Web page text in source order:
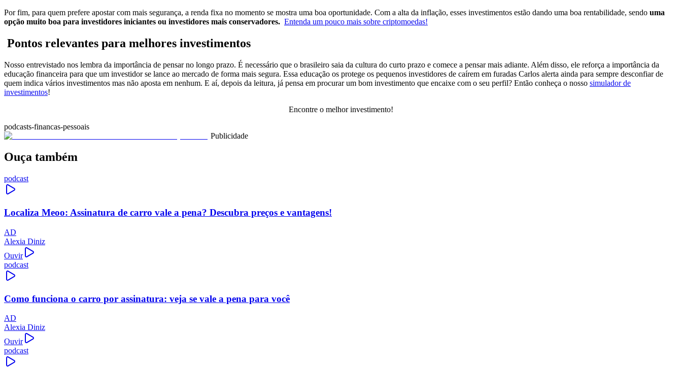
Por fim, para quem prefere apostar com mais segurança, a renda fixa no momento se mostra uma boa oportunidade. Com a alta da inflação, esses investimentos estão dando uma boa rentabilidade, sendo uma
opção muito boa para investidores iniciantes ou investidores mais conservadores. Entenda um pouco mais sobre criptomoedas!
Pontos relevantes para melhores investimentos
Nosso entrevistado nos lembra da importância de pensar no longo prazo. É necessário que o brasileiro saia da cultura do curto prazo e comece a pensar mais adiante. Além disso, ele reforça a importância da
educação financeira para que um investidor se lance ao mercado de forma mais segura. Essa educação os protege os pequenos investidores de caírem em furadas Carlos alerta ainda para sempre desconfiar de
quem indica vários investimentos mas não aposta em nenhum. E aí, depois da leitura, já pensa em procurar um bom investimento que encaixe com o seu perfil? Então conheça o nosso simulador de
investimentos!
Encontre o melhor investimento!
podcasts-financas-pessoais
Publicidade
Ouça também
podcast
Localiza Meoo: Assinatura de carro vale a pena? Descubra preços e vantagens!
AD
Alexia Diniz
Ouvir
podcast
Como funciona o carro por assinatura: veja se vale a pena para você
AD
Alexia Diniz
Ouvir
podcast